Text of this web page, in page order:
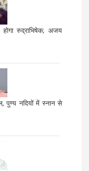
होगा रुद्राभिषेक; अजय
पुण्य नदियों में स्नान से